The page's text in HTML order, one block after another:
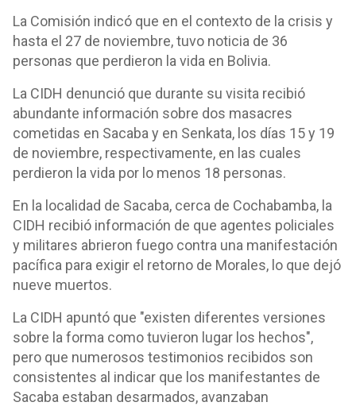
La Comisión indicó que en el contexto de la crisis y
hasta el 27 de noviembre, tuvo noticia de 36
personas que perdieron la vida en Bolivia.
La CIDH denunció que durante su visita recibió
abundante información sobre dos masacres
cometidas en Sacaba y en Senkata, los días 15 y 19
de noviembre, respectivamente, en las cuales
perdieron la vida por lo menos 18 personas.
En la localidad de Sacaba, cerca de Cochabamba, la
CIDH recibió información de que agentes policiales
y militares abrieron fuego contra una manifestación
pacífica para exigir el retorno de Morales, lo que dejó
nueve muertos.
La CIDH apuntó que "existen diferentes versiones
sobre la forma como tuvieron lugar los hechos",
pero que numerosos testimonios recibidos son
consistentes al indicar que los manifestantes de
Sacaba estaban desarmados, avanzaban